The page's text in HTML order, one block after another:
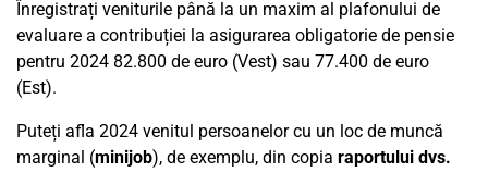
Înregistrați veniturile până la un maxim al plafonului de
evaluare a contribuției la asigurarea obligatorie de pensie
pentru 2024 82.800 de euro (Vest) sau 77.400 de euro
(Est).
Puteți afla 2024 venitul persoanelor cu un loc de muncă
marginal (minijob), de exemplu, din copia raportului dvs.